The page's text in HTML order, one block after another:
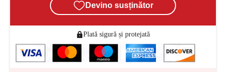
Devino susținător
Plată sigură și protejată